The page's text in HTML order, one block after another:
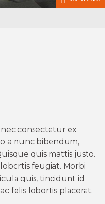
favoris
consectetur ex
a nunc bibendum,
quis mattis justo.
feugiat. Morbi
quis, tincidunt id
felis lobortis placerat.